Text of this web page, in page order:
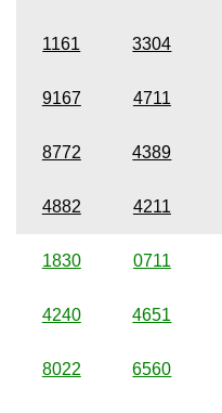
1161 3304
9167 4711
8772 4389
4882 4211
1830 0711
4240 4651
8022 6560